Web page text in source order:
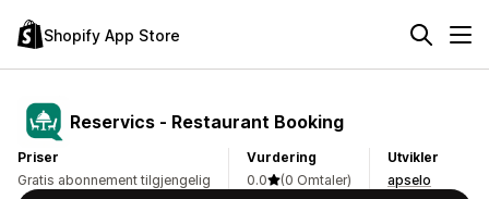
Shopify App Store
Reservics ‑ Restaurant Booking
Priser
Gratis abonnement tilgjengelig
Vurdering
0.0
(0 Omtaler)
Utvikler
apselo